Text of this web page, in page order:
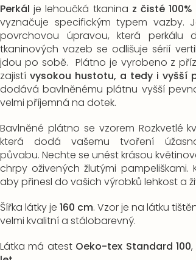
Perkál je lehoučká tkanina z čisté
vyznačuje specifickým typem vazby.
povrchovou úpravou, která
tkaninových vazeb se odlišuje sérií
jdou po sobě. Plátno je vyrobeno z
zajistí vysokou hustotu, a tedy i vyšší
dodává bavlněnému plátnu vyšší
velmi příjemná na dotek.
Bavlněné plátno se vzorem Rozkvetlé
která dodá vašemu tvoření
půvabu. Nechte se unést krásou
chrpy oživených žlutými
aby přinesl do vašich výrobků lehkost a
Šířka látky je 160 cm. Vzor je na látku
velmi kvalitní a stálobarevný.
Látka má atest Oeko-tex Standard 100